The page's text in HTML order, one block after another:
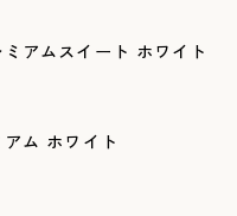
アムスイート ホワイト
ム ホワイト